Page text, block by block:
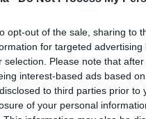
opt-out of the sale, sharing to
for targeted
selection. Please note that
interest-based ads based
to third parties prior
of your personal
στα σύνορα του
με 242 μη
ουκρανικές υποδομές
20